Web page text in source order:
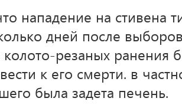
нападение на стивена
дней после
колото-резаных
к его смерти. в
была задета печень.